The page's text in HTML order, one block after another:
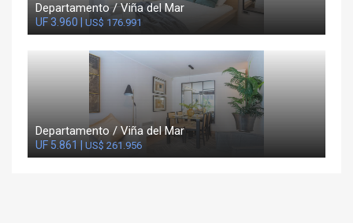
Departamento / Viña del Mar
UF 3.960 | US$ 176.991
Departamento / Viña del Mar
UF 5.861 | US$ 261.956